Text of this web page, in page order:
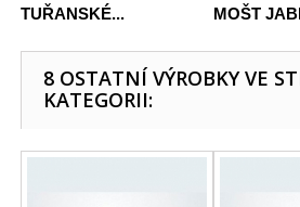
TUŘANSKÉ... MOŠT
8 OSTATNÍ VÝROBKY VE
KATEGORII: